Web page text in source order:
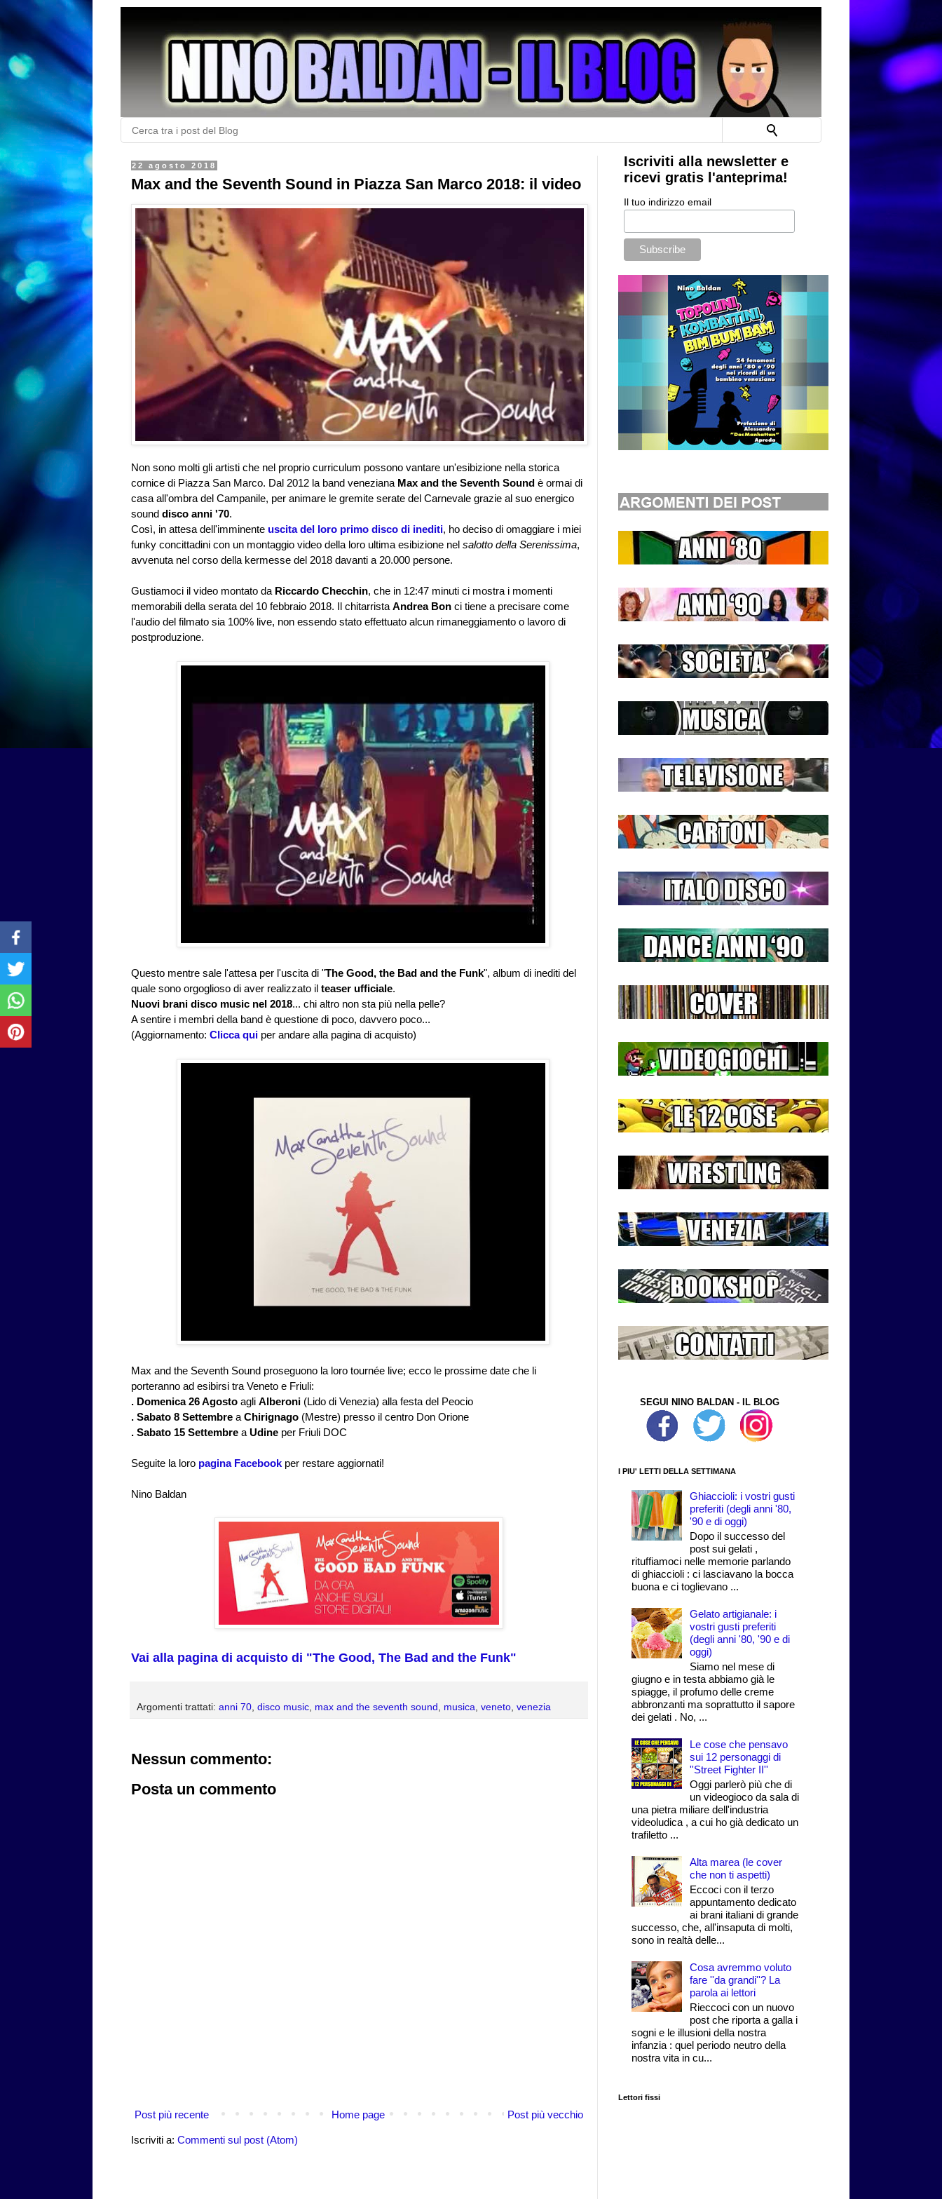
22 agosto 2018
Max and the Seventh Sound in Piazza San Marco 2018: il video
Non sono molti gli artisti che nel proprio curriculum possono vantare un'esibizione nella storica
cornice di Piazza San Marco. Dal 2012 la band veneziana Max and the Seventh Sound è ormai di
casa all'ombra del Campanile, per animare le gremite serate del Carnevale grazie al suo energico
sound disco anni '70.
Così, in attesa dell'imminente uscita del loro primo disco di inediti, ho deciso di omaggiare i miei
funky concittadini con un montaggio video della loro ultima esibizione nel salotto della Serenissima,
avvenuta nel corso della kermesse del 2018 davanti a 20.000 persone.
Gustiamoci il video montato da Riccardo Checchin, che in 12:47 minuti ci mostra i momenti
memorabili della serata del 10 febbraio 2018. Il chitarrista Andrea Bon ci tiene a precisare come
l'audio del filmato sia 100% live, non essendo stato effettuato alcun rimaneggiamento o lavoro di
postproduzione.
Questo mentre sale l'attesa per l'uscita di "The Good, the Bad and the Funk", album di inediti del
quale sono orgoglioso di aver realizzato il teaser ufficiale.
Nuovi brani disco music nel 2018... chi altro non sta più nella pelle?
A sentire i membri della band è questione di poco, davvero poco...
(Aggiornamento: Clicca qui per andare alla pagina di acquisto)
Max and the Seventh Sound proseguono la loro tournée live; ecco le prossime date che li
porteranno ad esibirsi tra Veneto e Friuli:
. Domenica 26 Agosto agli Alberoni (Lido di Venezia) alla festa del Peocio
. Sabato 8 Settembre a Chirignago (Mestre) presso il centro Don Orione
. Sabato 15 Settembre a Udine per Friuli DOC
Seguite la loro pagina Facebook per restare aggiornati!
Nino Baldan
Vai alla pagina di acquisto di "The Good, The Bad and the Funk"
Argomenti trattati: anni 70 disco music max and the seventh sound musica veneto venezia
Nessun commento:
Posta un commento
Post più recente Post più vecchio
Home page
Iscriviti a: Commenti sul post (Atom)
Iscriviti alla newsletter e
ricevi gratis l'anteprima!
Il tuo indirizzo email
SEGUI NINO BALDAN - IL BLOG
I PIU' LETTI DELLA SETTIMANA
Ghiaccioli: i vostri gusti
preferiti (degli anni '80,
'90 e di oggi)
Dopo il successo del
post sui gelati ,
rituffiamoci nelle memorie parlando
di ghiaccioli : ci lasciavano la bocca
buona e ci toglievano ...
Gelato artigianale: i
vostri gusti preferiti
(degli anni '80, '90 e di
oggi)
Siamo nel mese di
giugno e in testa abbiamo già le
spiagge, il profumo delle creme
abbronzanti ma soprattutto il sapore
dei gelati . No, ...
Le cose che pensavo
sui 12 personaggi di
''Street Fighter II''
Oggi parlerò più che di
un videogioco da sala di
una pietra miliare dell'industria
videoludica , a cui ho già dedicato un
trafiletto ...
Alta marea (le cover
che non ti aspetti)
Eccoci con il terzo
appuntamento dedicato
ai brani italiani di grande
successo, che, all'insaputa di molti,
sono in realtà delle...
Cosa avremmo voluto
fare ''da grandi''? La
parola ai lettori
Rieccoci con un nuovo
post che riporta a galla i
sogni e le illusioni della nostra
infanzia : quel periodo neutro della
nostra vita in cu...
Lettori fissi